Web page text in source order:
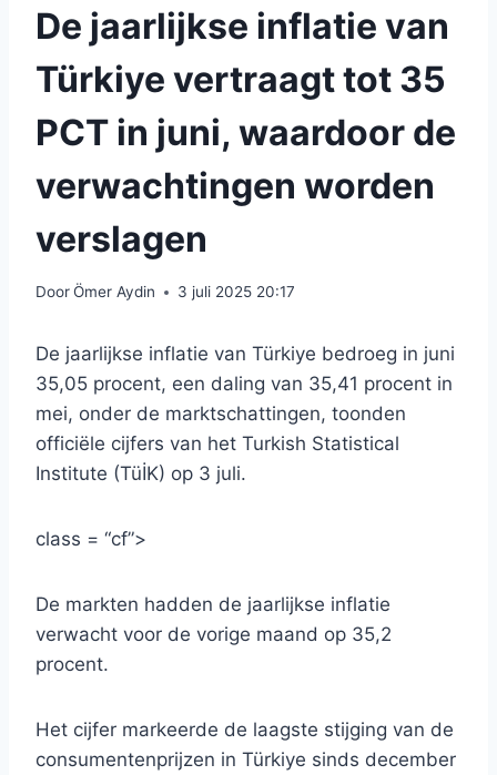
De jaarlijkse inflatie van
Türkiye vertraagt ​​tot 35
PCT in juni, waardoor de
verwachtingen worden
verslagen
DoorÖmer Aydin 3 juli 2025 20:17
De jaarlijkse inflatie van Türkiye bedroeg in juni
35,05 procent, een daling van 35,41 procent in
mei, onder de marktschattingen, toonden
officiële cijfers van het Turkish Statistical
Institute (TüİK) op 3 juli.
class = “cf”>
De markten hadden de jaarlijkse inflatie
verwacht voor de vorige maand op 35,2
procent.
Het cijfer markeerde de laagste stijging van de
consumentenprijzen in Türkiye sinds december